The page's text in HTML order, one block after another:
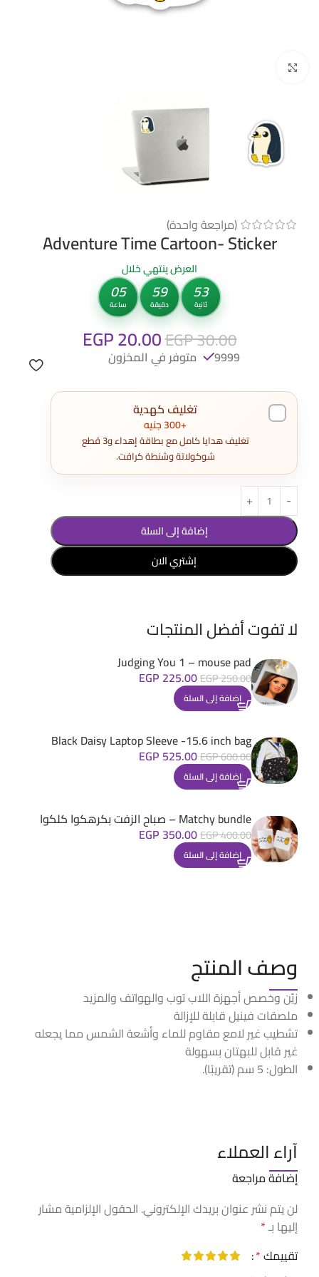
(مراجعة واحدة)
Adventure Time Cartoon- Sticker
العرض ينتهي خلال
05
ساعة
59
دقيقة
53
ثانية
EGP30.00
EGP20.00
9999 متوفر في المخزون
تغليف كهدية
+300 جنيه
تغليف هدايا كامل مع بطاقة إهداء و3 قطع
شوكولاتة وشنطة كرافت.
إضافة إلى السلة
إشتري الان
لا تفوت أفضل المنتجات
Judging You 1 – mouse pad
EGP250.00
EGP 225.00
إضافة إلى السلة
Black Daisy Laptop Sleeve -15.6 inch bag
EGP600.00
EGP 525.00
إضافة إلى السلة
Matchy bundle – صباح الزفت بكرهكوا كلكوا
EGP400.00
EGP 350.00
إضافة إلى السلة
وصف المنتج
زيّن وخصص أجهزة اللاب توب والهواتف والمزيد
ملصقات فينيل قابلة للإزالة
تشطيب غير لامع مقاوم للماء وأشعة الشمس مما يجعله
غير قابل للبهتان بسهولة
الطول: 5 سم (تقريبًا).
آراء العملاء
إضافة مراجعة
لن يتم نشر عنوان بريدك الإلكتروني. الحقول الإلزامية مشار
إليها بـ*
تقييمك*